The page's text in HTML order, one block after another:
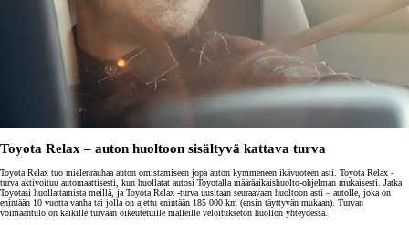
Toyota Relax – auton huoltoon sisältyvä kattava turva
Toyota Relax tuo mielenrauhaa auton omistamiseen jopa auton kymmeneen ikävuoteen asti. Toyota Relax -
turva aktivoituu automaattisesti, kun huollatat autosi Toyotalla määräaikaishuolto-ohjelman mukaisesti. Jatka
Toyotasi huollattamista meillä, ja Toyota Relax -turva uusitaan seuraavaan huoltoon asti – autolle, joka on
enintään 10 vuotta vanha tai jolla on ajettu enintään 185 000 km (ensin täyttyvän mukaan). Turvan
voimaantulo on kaikille turvaan oikeutetuille malleille veloitukseton huollon yhteydessä.